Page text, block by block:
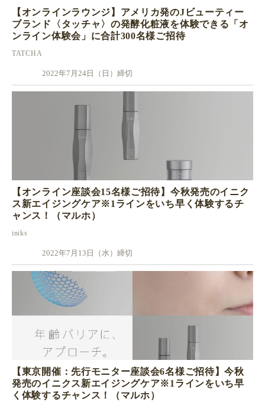
【オンラインラウンジ】アメリカ発のJビューティー
ブランド〈タッチャ〉の発酵化粧液を体験できる「オ
ンライン体験会」に合計300名様ご招待
TATCHA
2022年7月24日（日）締切
【オンライン座談会15名様ご招待】今秋発売のイニク
ス新エイジングケア※1ラインをいち早く体験するチ
ャンス！（マルホ）
iniks
2022年7月13日（水）締切
【東京開催：先行モニター座談会6名様ご招待】今秋
発売のイニクス新エイジングケア※1ラインをいち早
く体験するチャンス！（マルホ）